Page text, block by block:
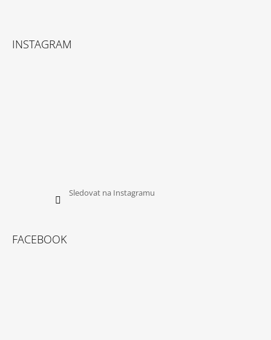
INSTAGRAM
Sledovat na Instagramu
FACEBOOK